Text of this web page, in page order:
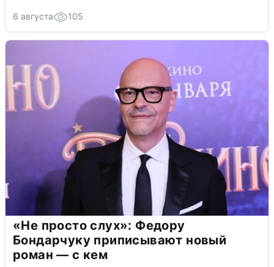
6 августа 105
«Не просто слух»: Федору
Бондарчуку приписывают новый
роман — с кем